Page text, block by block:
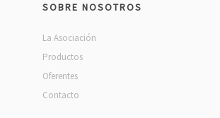
SOBRE NOSOTROS
La Asociación
Productos
Oferentes
Contacto